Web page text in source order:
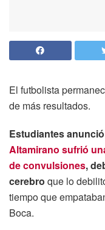
El futbolista
de más resultados.
Estudiantes
Altamirano sufrió
de convulsiones,
cerebro que lo
tiempo que
Boca.